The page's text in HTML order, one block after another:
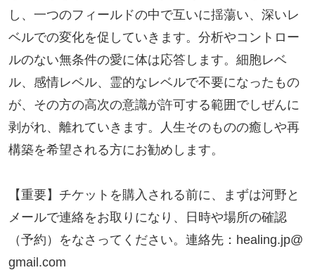
し、一つのフィールドの中で互いに揺蕩い、深いレ
ベルでの変化を促していきます。分析やコントロー
ルのない無条件の愛に体は応答します。細胞レベ
ル、感情レベル、霊的なレベルで不要になったもの
が、その方の高次の意識が許可する範囲でしぜんに
剥がれ、離れていきます。人生そのものの癒しや再
構築を希望される方にお勧めします。
【重要】チケットを購入される前に、まずは河野と
メールで連絡をお取りになり、日時や場所の確認
（予約）をなさってください。連絡先： healing.jp@
gmail.com